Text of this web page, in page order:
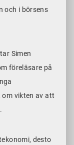
och i börsens
Simen
föreläsare på
om vikten av att
desto